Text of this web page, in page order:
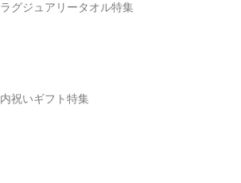
ラグジュアリータオル特集
内祝いギフト特集